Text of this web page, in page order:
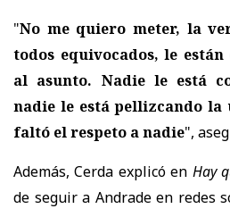
"No me quiero meter, la
todos equivocados, le
al asunto. Nadie le está
nadie le está pellizcando la
faltó el respeto a nadie",
Además, Cerda explicó en Hay
de seguir a Andrade en redes